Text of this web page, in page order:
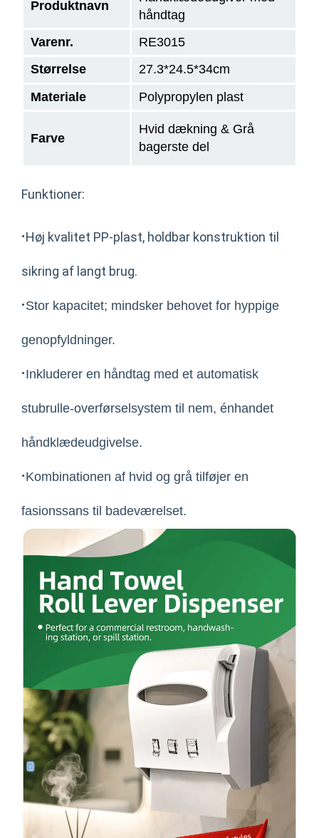
Produktnavn
håndtag
Varenr.
RE3015
Størrelse
27.3*24.5*34cm
Materiale
Polypropylen plast
Farve
Hvid dækning & Grå
bagerste del
Funktioner:
·Høj kvalitet PP-plast, holdbar konstruktion til
sikring af langt brug.
·Stor kapacitet; mindsker behovet for hyppige
genopfyldninger.
·Inkluderer en håndtag med et automatisk
stubrulle-overførselsystem til nem, énhandet
håndklædeudgivelse.
·Kombinationen af hvid og grå tilføjer en
fasionssans til badeværelset.